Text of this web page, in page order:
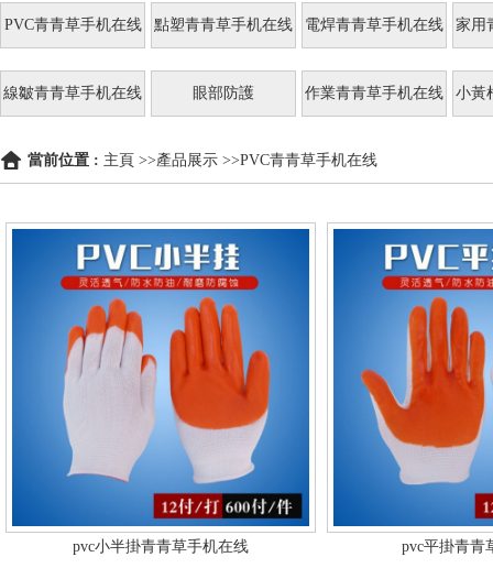
PVC青青草手机在线 點塑青青草手机在线 電焊青青草手机在线 家用
線皺青青草手机在线 眼部防護 作業青青草手机在线 小黃
當前位置 : 主頁 >>產品展示 >>PVC青青草手机在线
pvc小半掛青青草手机在线 pvc平掛青青